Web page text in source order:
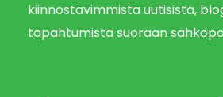
kiinnostavimmista uutisista,
tapahtumista suoraan